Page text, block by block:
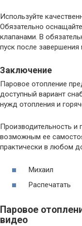
Используйте
Обязательно
клапанами. В
пуск после
Заключение
Паровое отопление
доступный вариант
нужд отопления и
Производительность и
возможным ее
практически в любом
Михаил
Распечатать
Паровое
видео